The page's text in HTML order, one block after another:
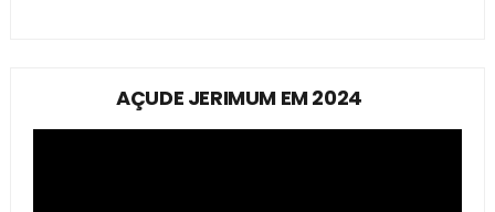
AÇUDE JERIMUM EM 2024